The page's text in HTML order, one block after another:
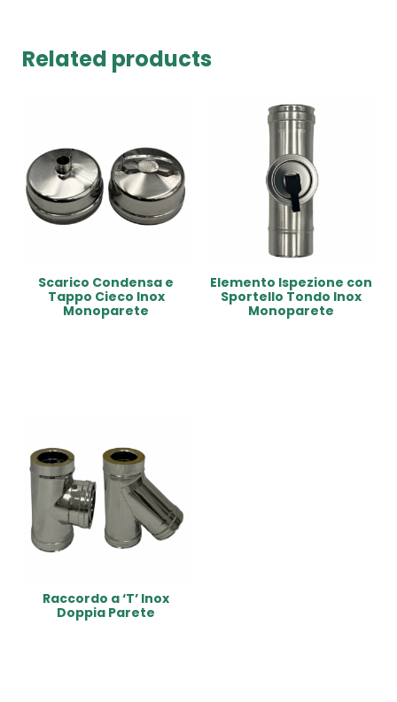
Related products
Scarico Condensa e
Tappo Cieco Inox
Monoparete
Elemento Ispezione con
Sportello Tondo Inox
Monoparete
Raccordo a ‘T’ Inox
Doppia Parete